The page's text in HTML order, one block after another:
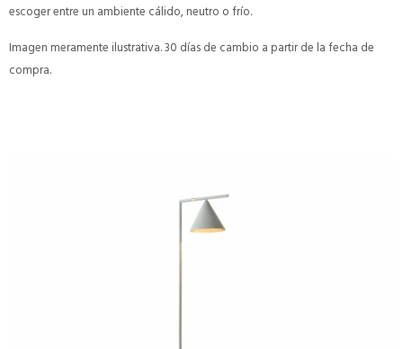
escoger entre un ambiente cálido, neutro o frío.
Imagen meramente ilustrativa. 30 días de cambio a partir de la fecha de
compra.